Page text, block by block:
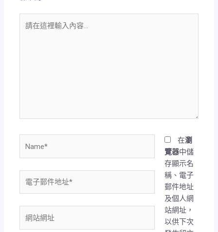
在
子
地
站
在瀏
覽器中儲
存顯示名
稱、電子
郵件地址
及個人網
站網址，
以供下次